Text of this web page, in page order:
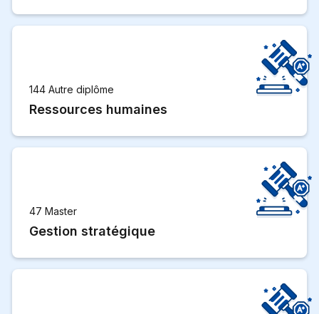
144 Autre diplôme
Ressources humaines
47 Master
Gestion stratégique